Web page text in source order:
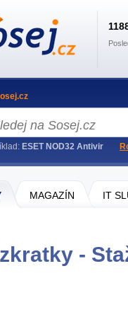
MAGAZÍN IT
-
ESET NOD32 Antivir